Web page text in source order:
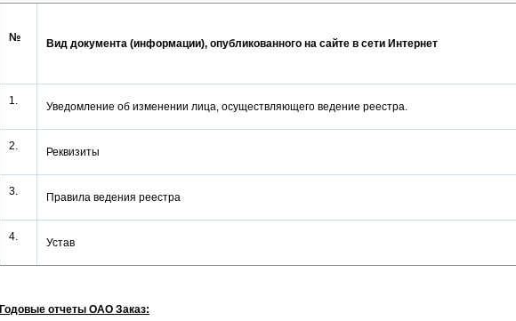
№ Вид документа (информации), опубликованного на сайте в сети Интернет
1. Уведомление об изменении лица, осуществляющего ведение реестра.
2. Реквизиты
3. Правила ведения реестра
4. Устав
Годовые отчеты ОАО Заказ: